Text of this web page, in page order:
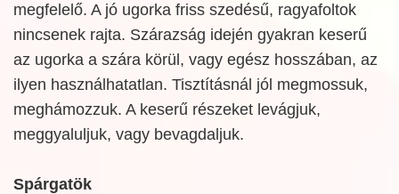
megfelelő. A jó ugorka friss szedésű, ragyafoltok
nincsenek rajta. Szárazság idején gyakran keserű
az ugorka a szára körül, vagy egész hosszában, az
ilyen használhatatlan. Tisztításnál jól megmossuk,
meghámozzuk. A keserű részeket levágjuk,
meggyaluljuk, vagy bevagdaljuk.
Spárgatök